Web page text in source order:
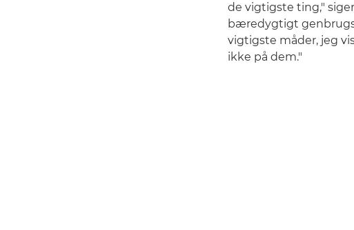
de vigtigste ting,"
bæredygtigt
vigtigste måder, jeg
ikke på dem."